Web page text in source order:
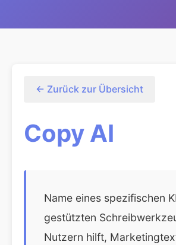
← Zurück zur Übersicht
Copy AI
Name eines spezifischen
gestützten
Nutzern hilft,